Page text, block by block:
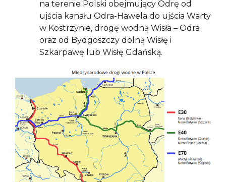
na terenie Polski obejmujący Odrę od
ujścia kanału Odra-Hawela do ujścia Warty
w Kostrzynie, drogę wodną Wisła – Odra
oraz od Bydgoszczy dolną Wisłę i
Szkarpawę lub Wisłę Gdańską.